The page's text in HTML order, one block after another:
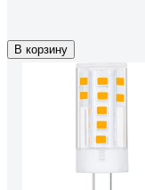
В корзину